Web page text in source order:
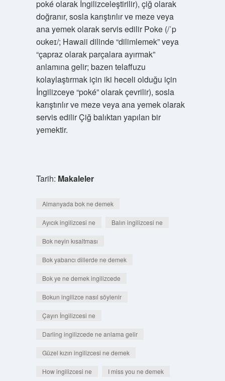
poké olarak İngilizceleştirilir), çiğ olarak
doğranır, sosla karıştırılır ve meze veya
ana yemek olarak servis edilir Poke (/ˈp
oʊkeɪ/; Hawaii dilinde “dilimlemek” veya
“çapraz olarak parçalara ayırmak”
anlamına gelir; bazen telaffuzu
kolaylaştırmak için iki heceli olduğu için
İngilizceye “poké” olarak çevrilir), sosla
karıştırılır ve meze veya ana yemek olarak
servis edilir Çiğ balıktan yapılan bir
yemektir.
Tarih: Makaleler
Almanyada bok ne demek
Ayıcık ingilizcesi ne Balın ingilizcesi ne
Bok neyin kısaltması
Bok yabancı dillerde ne demek
Bok ye ne demek ingilizcede
Bokun ingilizce nasıl söylenir
Çayın İngilizcesi ne
Darling ingilizcede ne anlama gelir
Güzel kızın ingilizcesi ne demek
How ingilizcesi ne I miss you ne demek